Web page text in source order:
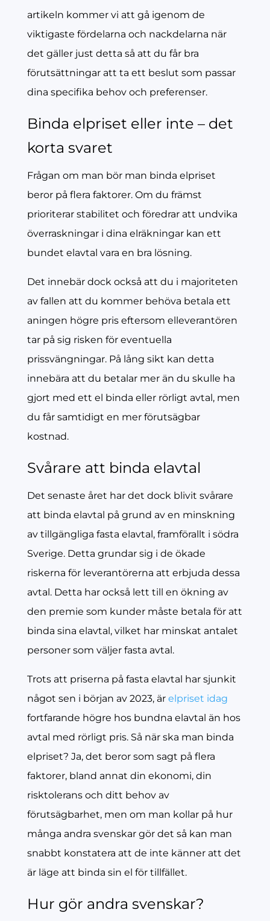
artikeln kommer vi att gå igenom de
viktigaste fördelarna och nackdelarna när
det gäller just detta så att du får bra
förutsättningar att ta ett beslut som passar
dina specifika behov och preferenser.
Binda elpriset eller inte – det
korta svaret
Frågan om man bör man binda elpriset
beror på flera faktorer. Om du främst
prioriterar stabilitet och föredrar att undvika
överraskningar i dina elräkningar kan ett
bundet elavtal vara en bra lösning.
Det innebär dock också att du i majoriteten
av fallen att du kommer behöva betala ett
aningen högre pris eftersom elleverantören
tar på sig risken för eventuella
prissvängningar. På lång sikt kan detta
innebära att du betalar mer än du skulle ha
gjort med ett el binda eller rörligt avtal, men
du får samtidigt en mer förutsägbar
kostnad.
Svårare att binda elavtal
Det senaste året har det dock blivit svårare
att binda elavtal på grund av en minskning
av tillgängliga fasta elavtal, framförallt i södra
Sverige. Detta grundar sig i de ökade
riskerna för leverantörerna att erbjuda dessa
avtal. Detta har också lett till en ökning av
den premie som kunder måste betala för att
binda sina elavtal, vilket har minskat antalet
personer som väljer fasta avtal.
Trots att priserna på fasta elavtal har sjunkit
något sen i början av 2023, är elpriset idag
fortfarande högre hos bundna elavtal än hos
avtal med rörligt pris. Så när ska man binda
elpriset? Ja, det beror som sagt på flera
faktorer, bland annat din ekonomi, din
risktolerans och ditt behov av
förutsägbarhet, men om man kollar på hur
många andra svenskar gör det så kan man
snabbt konstatera att de inte känner att det
är läge att binda sin el för tillfället.
Hur gör andra svenskar?